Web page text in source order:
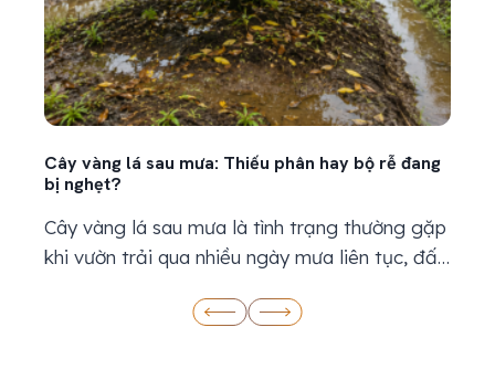
Cây vàng lá sau mưa: Thiếu phân hay bộ rễ đang
bị nghẹt?
Cây vàng lá sau mưa là tình trạng thường gặp
khi vườn trải qua nhiều ngày mưa liên tục, đất
lá chuyển vàng, nhiều bà con thường nghĩ cây